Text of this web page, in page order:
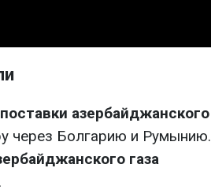
азербайджанского
через Болгарию и Румынию.
газа
.